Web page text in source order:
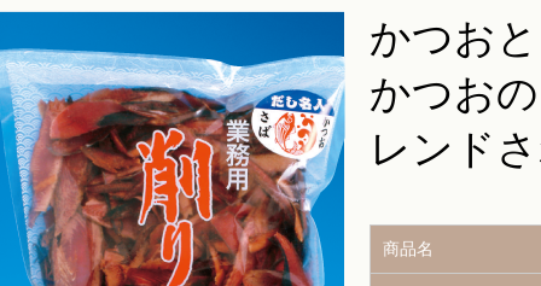
かつお
かつお
レンド
商品名